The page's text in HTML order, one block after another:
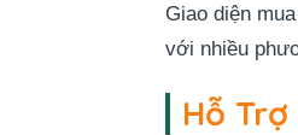
Giao diện
với nhiều
Hỗ